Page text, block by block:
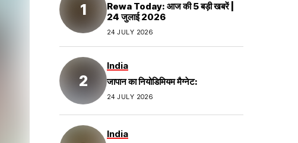
Rewa Today: आज की 5 बड़ी खबरें |
24 जुलाई 2026
24 JULY 2026
India
जापान का नियोडिमियम मैग्नेट:
24 JULY 2026
India